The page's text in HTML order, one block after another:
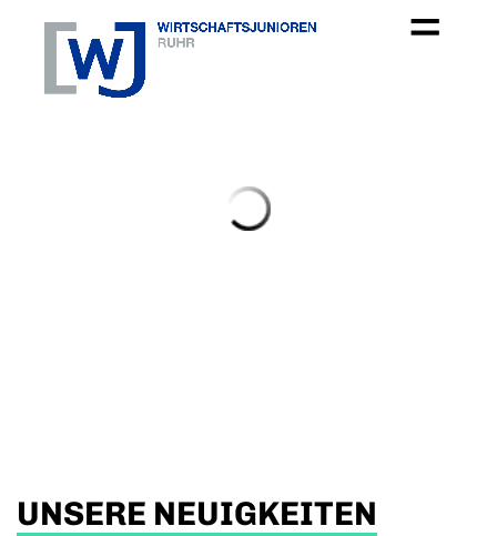
UNSERE NEUIGKEITEN